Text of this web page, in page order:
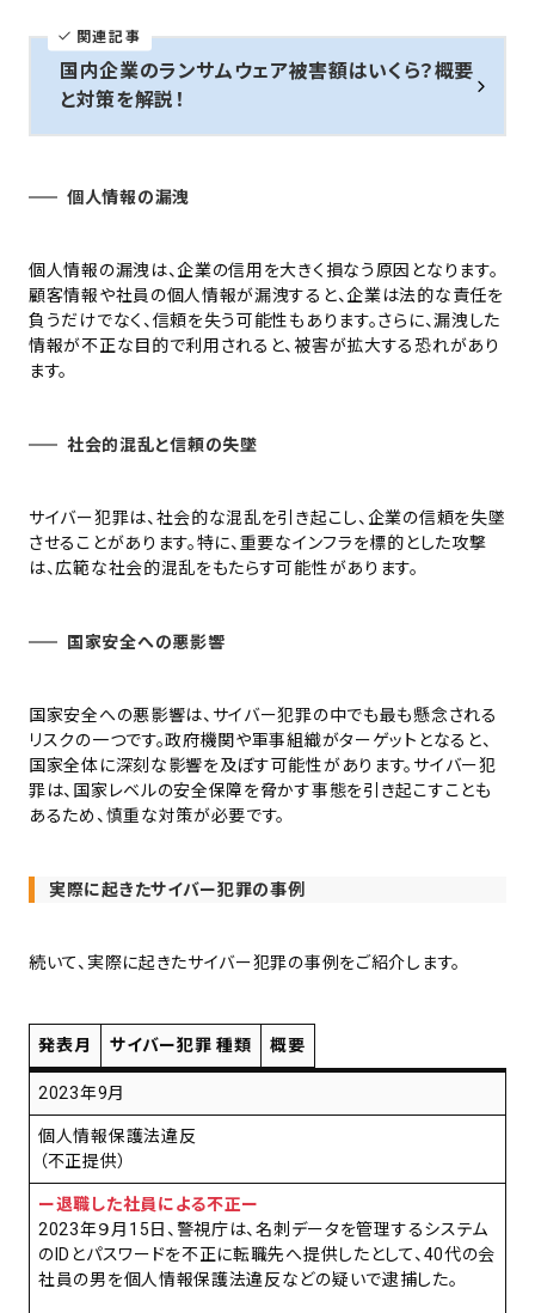
関連記事
国内企業のランサムウェア被害額はいくら？概要
と対策を解説！
個人情報の漏洩
個人情報の漏洩は、企業の信用を大きく損なう原因となります。
顧客情報や社員の個人情報が漏洩すると、企業は法的な責任を
負うだけでなく、信頼を失う可能性もあります。さらに、漏洩した
情報が不正な目的で利用されると、被害が拡大する恐れがあり
ます。
社会的混乱と信頼の失墜
サイバー犯罪は、社会的な混乱を引き起こし、企業の信頼を失墜
させることがあります。特に、重要なインフラを標的とした攻撃
は、広範な社会的混乱をもたらす可能性があります。
国家安全への悪影響
国家安全への悪影響は、サイバー犯罪の中でも最も懸念される
リスクの一つです。政府機関や軍事組織がターゲットとなると、
国家全体に深刻な影響を及ぼす可能性があります。サイバー犯
罪は、国家レベルの安全保障を脅かす事態を引き起こすことも
あるため、慎重な対策が必要です。
実際に起きたサイバー犯罪の事例
続いて、実際に起きたサイバー犯罪の事例をご紹介します。
発表月 サイバー犯罪 種類 概要
2023年9月
個人情報保護法違反
（不正提供）
ー退職した社員による不正ー
2023年９月15日、警視庁は、名刺データを管理するシステム
のIDとパスワードを不正に転職先へ提供したとして、40代の会
社員の男を個人情報保護法違反などの疑いで逮捕した。